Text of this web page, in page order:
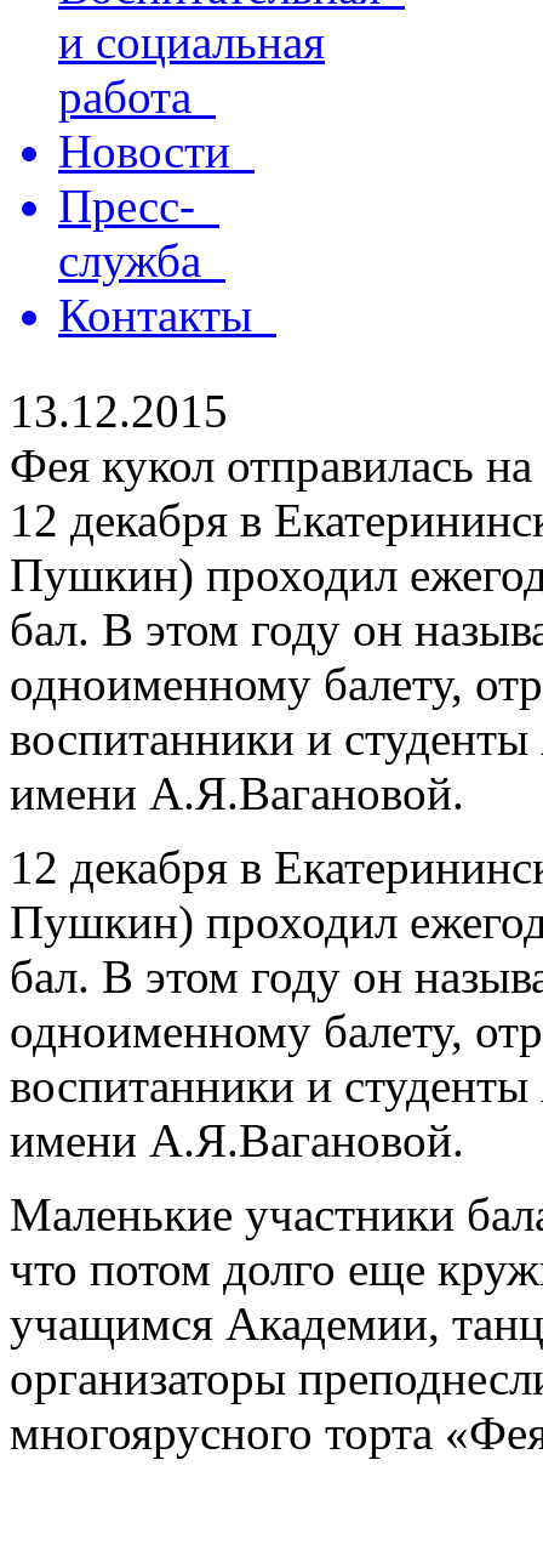
и социальная
работа
Новости
Пресс-
служба
Контакты
13.12.2015
Фея кукол отправилась
12 декабря в
Пушкин) проходил
бал. В этом году он
одноименному балету,
воспитанники и
имени А.Я.Вагановой.
12 декабря в
Пушкин) проходил
бал. В этом году он
одноименному балету,
воспитанники и
имени А.Я.Вагановой.
Маленькие участники
что потом долго еще
учащимся Академии,
организаторы
многоярусного торта